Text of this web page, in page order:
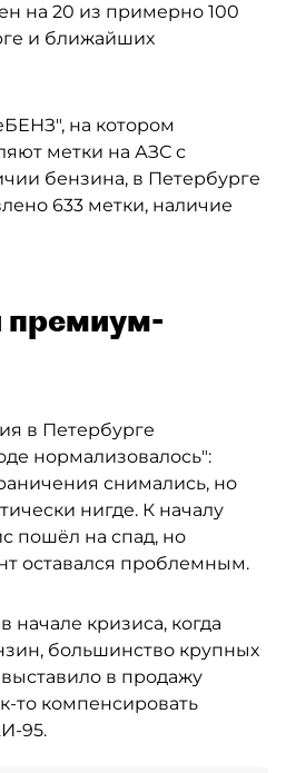
на 20 из примерно 100
и ближайших
на котором
метки на АЗС с
бензина, в Петербурге
633 метки, наличие
премиум-
в Петербурге
нормализовалось":
снимались, но
нигде. К началу
пошёл на спад, но
оставался проблемным.
кризиса, когда
большинство крупных
в продажу
то компенсировать
95.